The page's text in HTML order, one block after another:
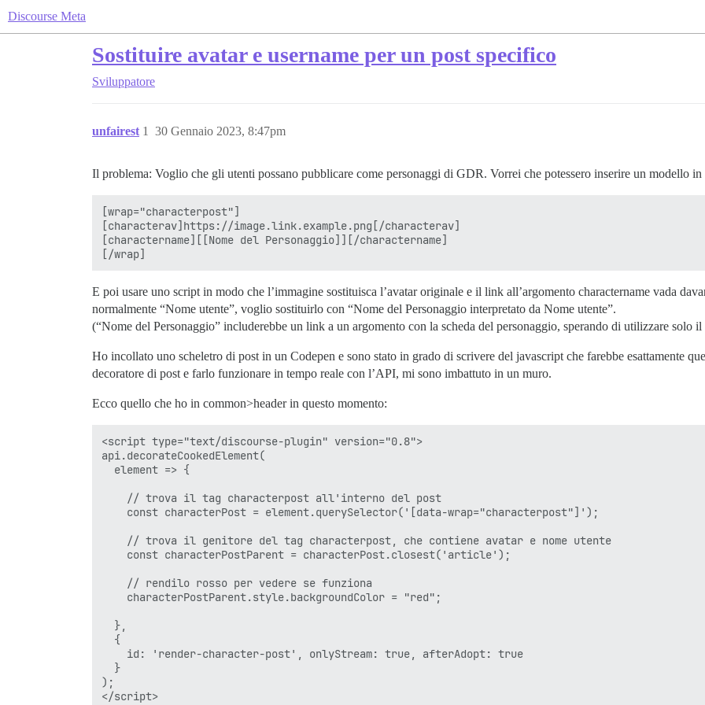
Discourse Meta
Sostituire avatar e username per un post specifico
Sviluppatore
unfairest 30 Gennaio 2023, 8:47pm
1
Il problema: Voglio che gli utenti possano pubblicare come personaggi di GDR. Vorrei che potessero inserire un modello in
[wrap="characterpost"]
[characterav]https://image.link.example.png[/characterav]
[charactername][[Nome del Personaggio]][/charactername]
E poi usare uno script in modo che l’immagine sostituisca l’avatar originale e il link all’argomento charactername vada
normalmente “Nome utente”, voglio sostituirlo con “Nome del Personaggio interpretato da Nome utente”.
(“Nome del Personaggio” includerebbe un link a un argomento con la scheda del personaggio, sperando di utilizzare solo
Ho incollato uno scheletro di post in un Codepen e sono stato in grado di scrivere del javascript che farebbe esattamente
decoratore di post e farlo funzionare in tempo reale con l’API, mi sono imbattuto in un muro.
Ecco quello che ho in common>header in questo momento:
<script type="text/discourse-plugin" version="0.8">
api.decorateCookedElement(
  element => {
    // trova il tag characterpost all'interno del post
    const characterPost = element.querySelector('[data-wrap="characterpost"]');
    // trova il genitore del tag characterpost, che contiene avatar e nome utente
    const characterPostParent = characterPost.closest('article');
    // rendilo rosso per vedere se funziona
    characterPostParent.style.backgroundColor = "red";
  },
  {
    id: 'render-character-post', onlyStream: true, afterAdopt: true
  }
);